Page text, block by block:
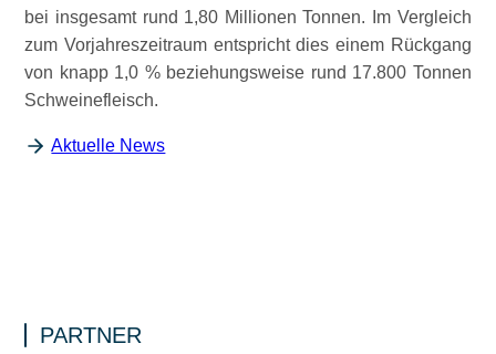
bei insgesamt rund 1,80 Millionen Tonnen. Im Vergleich
zum Vorjahreszeitraum entspricht dies einem Rückgang
von knapp 1,0 % beziehungsweise rund 17.800 Tonnen
Schweinefleisch.
Aktuelle News
PARTNER